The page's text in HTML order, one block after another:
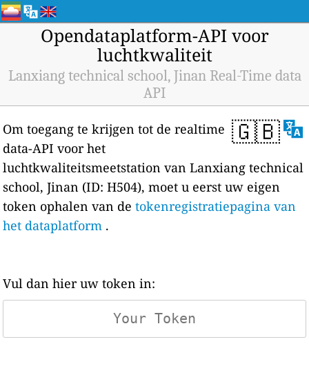
Opendataplatform-API voor
luchtkwaliteit
Lanxiang technical school, Jinan Real-Time data
API
🇬🇧
Om toegang te krijgen tot de realtime
data-API voor het
luchtkwaliteitsmeetstation van Lanxiang technical
school, Jinan (ID: H504), moet u eerst uw eigen
token ophalen van detokenregistratiepagina van
het dataplatform .
Vul dan hier uw token in: